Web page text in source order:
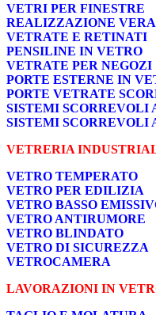
VETRI PER FINESTRE
REALIZZAZIONE
VETRATE E RETINATI
PENSILINE IN VETRO
VETRATE PER NEGOZI
PORTE ESTERNE IN
PORTE VETRATE
SISTEMI SCORREVOLI
SISTEMI SCORREVOLI
VETRERIA
VETRO TEMPERATO
VETRO PER EDILIZIA
VETRO BASSO
VETRO ANTIRUMORE
VETRO BLINDATO
VETRO DI SICUREZZA
VETROCAMERA
LAVORAZIONI IN